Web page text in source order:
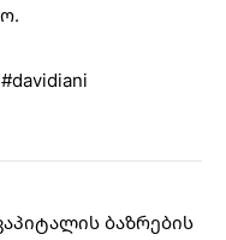
#davidiani
ბაზრების